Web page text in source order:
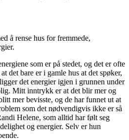
å rense hus for fremmede,
som er på stedet, og det er ofte
det bare er i gamle hus at det spøker,
det energier igjen i grunnen under
Mitt inntrykk er at det blir mer og
mer bevisste, og de har funnet ut at
som det nødvendigvis ikke er så
Helene, som alltid har følt seg
og energier. Selv er hun